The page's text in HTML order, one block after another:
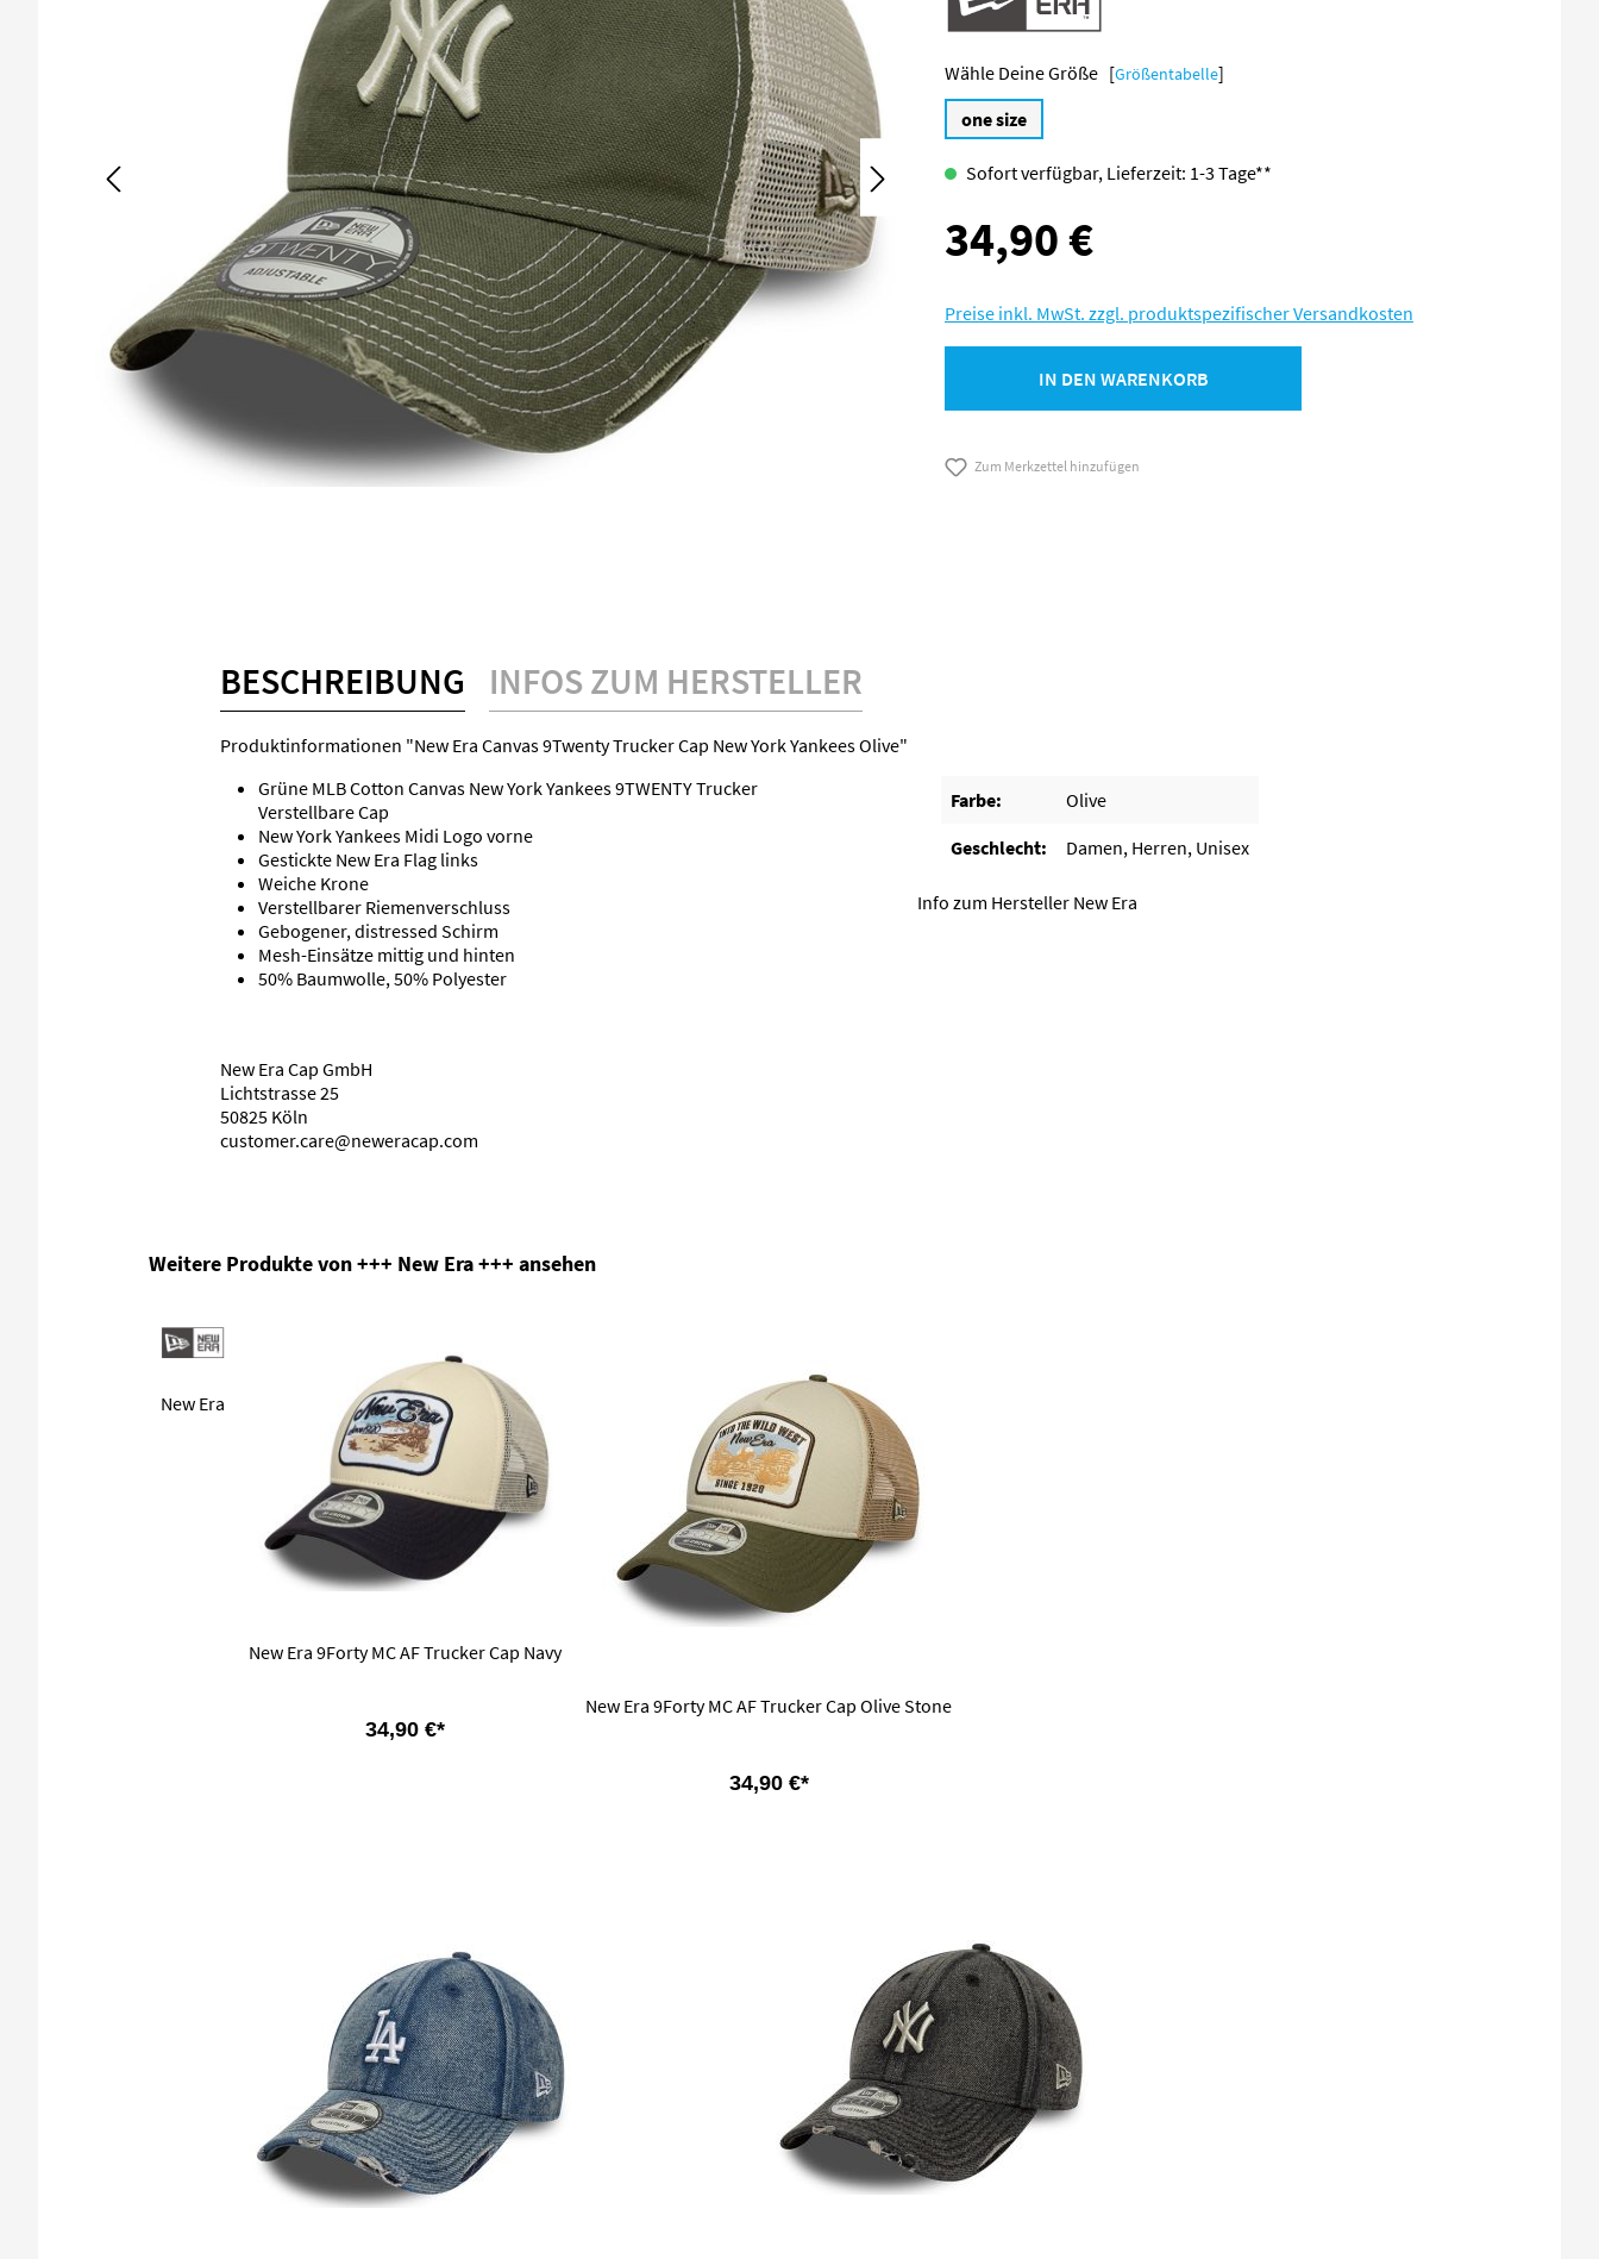
Größe [Größentabelle]
one size
Sofort verfügbar, Lieferzeit: 1-3 Tage**
Regulärer Preis:
34,90 €
Preise inkl. MwSt. zzgl. produktspezifischer Versandkosten
IN DEN WARENKORB
Zum Merkzettel hinzufügen
BESCHREIBUNG INFOS ZUM HERSTELLER
Produktinformationen "New Era Canvas 9Twenty Trucker Cap New York Yankees Olive"
Grüne MLB Cotton Canvas New York Yankees 9TWENTY Trucker
Verstellbare Cap
New York Yankees Midi Logo vorne
Gestickte New Era Flag links
Weiche Krone
Verstellbarer Riemenverschluss
Gebogener, distressed Schirm
Mesh-Einsätze mittig und hinten
50% Baumwolle, 50% Polyester
Farbe:
Olive
Geschlecht:
Damen, Herren, Unisex
Info zum Hersteller New Era
New Era Cap GmbH
Lichtstrasse 25
50825 Köln
customer.care@neweracap.com
Produktgalerie überspringen
Weitere Produkte von +++ New Era +++ ansehen
New Era
New Era 9Forty MC AF Trucker Cap Navy
34,90 €*
New Era 9Forty MC AF Trucker Cap Olive Stone
34,90 €*